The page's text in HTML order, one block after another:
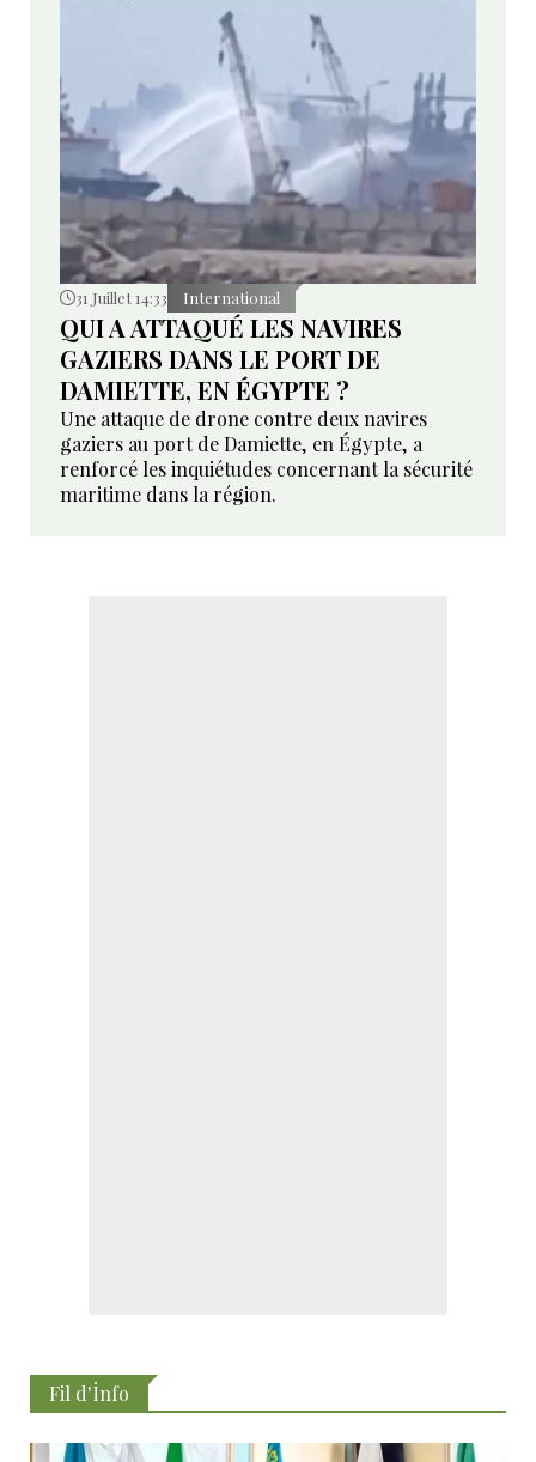
31 Juillet 14:33 International
QUI A ATTAQUÉ LES NAVIRES
GAZIERS DANS LE PORT DE
DAMIETTE, EN ÉGYPTE ?
Une attaque de drone contre deux navires
gaziers au port de Damiette, en Égypte, a
renforcé les inquiétudes concernant la sécurité
maritime dans la région.
Fil d'İnfo